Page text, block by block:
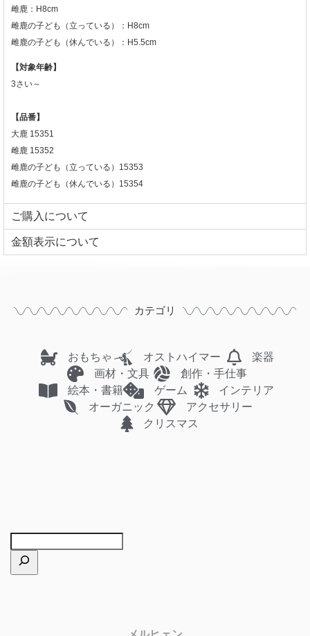
雌鹿：H8cm
雌鹿の子ども（立っている）：H8cm
雌鹿の子ども（休んでいる）：H5.5cm
【対象年齢】
3さい～
【品番】
大鹿 15351
雌鹿 15352
雌鹿の子ども（立っている）15353
雌鹿の子ども（休んでいる）15354
ご購入について
⾦額表⽰について
カテゴリ
おもちゃ オストハイマー
楽器
画材・文具
創作・手仕事
絵本・書籍
ゲーム
インテリア
オーガニック
アクセサリー
クリスマス